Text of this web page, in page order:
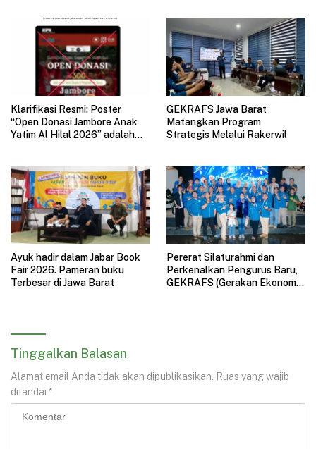
Klarifikasi Resmi: Poster
“Open Donasi Jambore Anak
Yatim Al Hilal 2026” adalah
GEKRAFS Jawa Barat
Matangkan Program
Strategis Melalui Rakerwil
Ayuk hadir dalam Jabar Book
Fair 2026. Pameran buku
Terbesar di Jawa Barat
Pererat Silaturahmi dan
Perkenalkan Pengurus Baru,
GEKRAFS (Gerakan Ekonomi
Tinggalkan Balasan
Alamat email Anda tidak akan dipublikasikan. Ruas yang wajib
ditandai *